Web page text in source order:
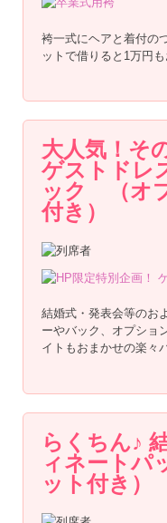
袴一式にヘアと着付の
ットで借りると1万円も
大人気！
ゲストドレ
ック （オ
付き）
結婚式・発表会等のお
ーやバック、オプショ
イトもおまかせの楽々
らくちん♪
ィネートパ
ット付き）